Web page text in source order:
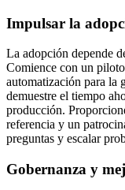
Impulsar la
La adopción depende
Comience con un
automatización para la
demuestre el tiempo
producción.
referencia y un
preguntas y escalar
Gobernanza y